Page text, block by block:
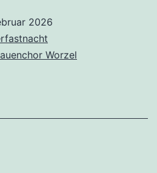
2026
Worzel